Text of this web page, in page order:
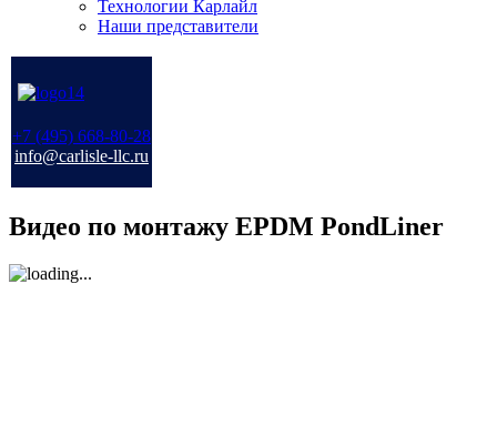
Технологии Карлайл
Наши представители
+7 (495) 668-80-28
info@carlisle-llc.ru
Видео по монтажу EPDM PondLiner